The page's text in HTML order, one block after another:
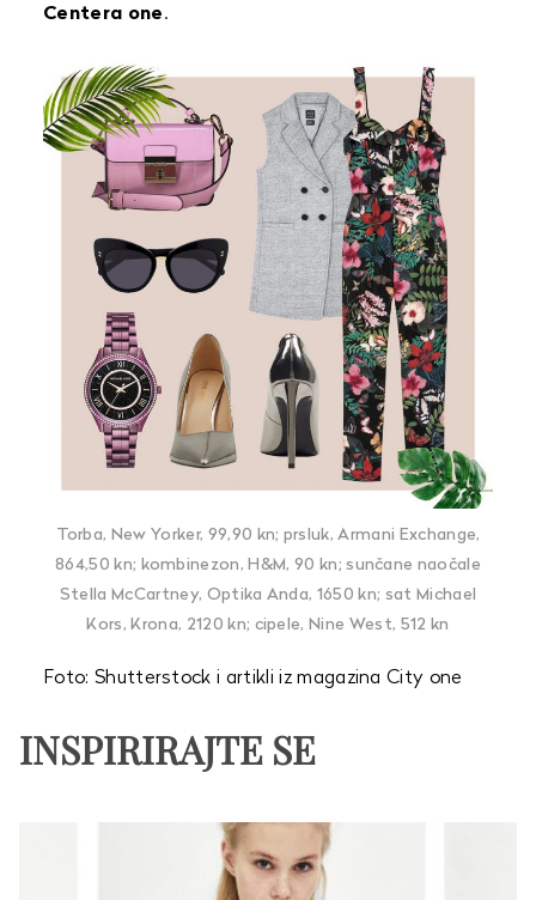
Centera one.
Torba, New Yorker, 99,90 kn; prsluk, Armani Exchange,
864,50 kn; kombinezon, H&M, 90 kn; sunčane naočale
Stella McCartney, Optika Anda, 1650 kn; sat Michael
Kors, Krona, 2120 kn; cipele, Nine West, 512 kn
Foto: Shutterstock i artikli iz magazina City one
INSPIRIRAJTE SE